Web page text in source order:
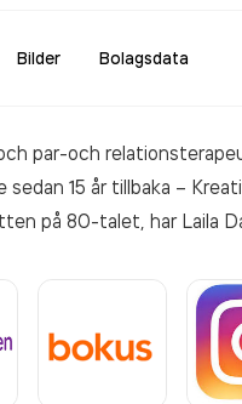
Bilder Bolagsdata
par-och
sedan 15 år tillbaka –
på 80-talet, har Laila
intresset för
terapisamtal både